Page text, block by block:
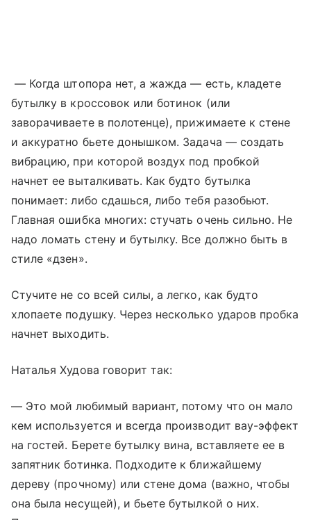
— Когда штопора нет, а жажда — есть, кладете
бутылку в кроссовок или ботинок (или
заворачиваете в полотенце), прижимаете к стене
и аккуратно бьете донышком. Задача — создать
вибрацию, при которой воздух под пробкой
начнет ее выталкивать. Как будто бутылка
понимает: либо сдашься, либо тебя разобьют.
Главная ошибка многих: стучать очень сильно. Не
надо ломать стену и бутылку. Все должно быть в
стиле «дзен».
Стучите не со всей силы, а легко, как будто
хлопаете подушку. Через несколько ударов пробка
начнет выходить.
Наталья Худова говорит так:
— Это мой любимый вариант, потому что он мало
кем используется и всегда производит вау-эффект
на гостей. Берете бутылку вина, вставляете ее в
запятник ботинка. Подходите к ближайшему
дереву (прочному) или стене дома (важно, чтобы
она была несущей), и бьете бутылкой о них.